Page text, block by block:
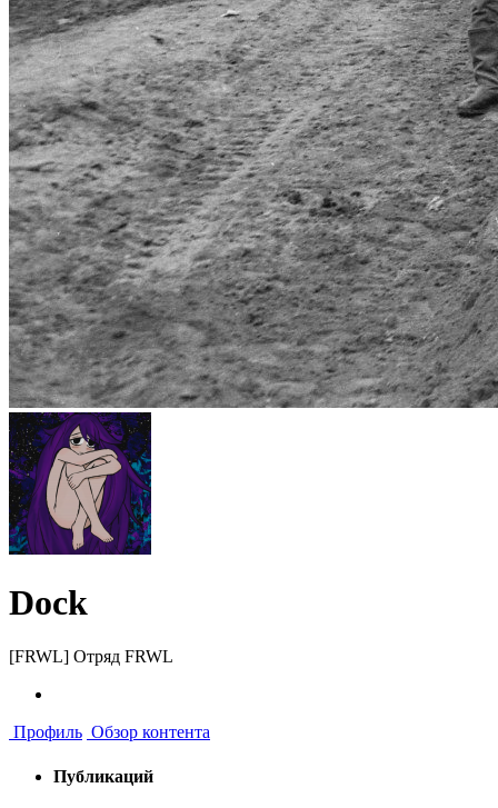
Dock
[FRWL] Отряд FRWL
Профиль Обзор контента
Публикаций